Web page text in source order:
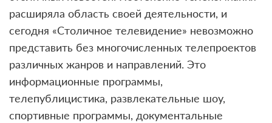
расширяла область своей деятельности, и
сегодня «Столичное телевидение» невозможно
представить без многочисленных телепроектов
различных жанров и направлений. Это
информационные программы,
телепублицистика, развлекательные шоу,
спортивные программы, документальные